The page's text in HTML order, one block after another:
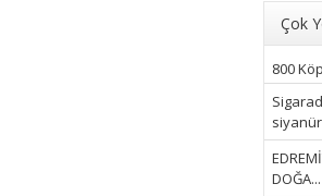
Çok
800
DOĞA...